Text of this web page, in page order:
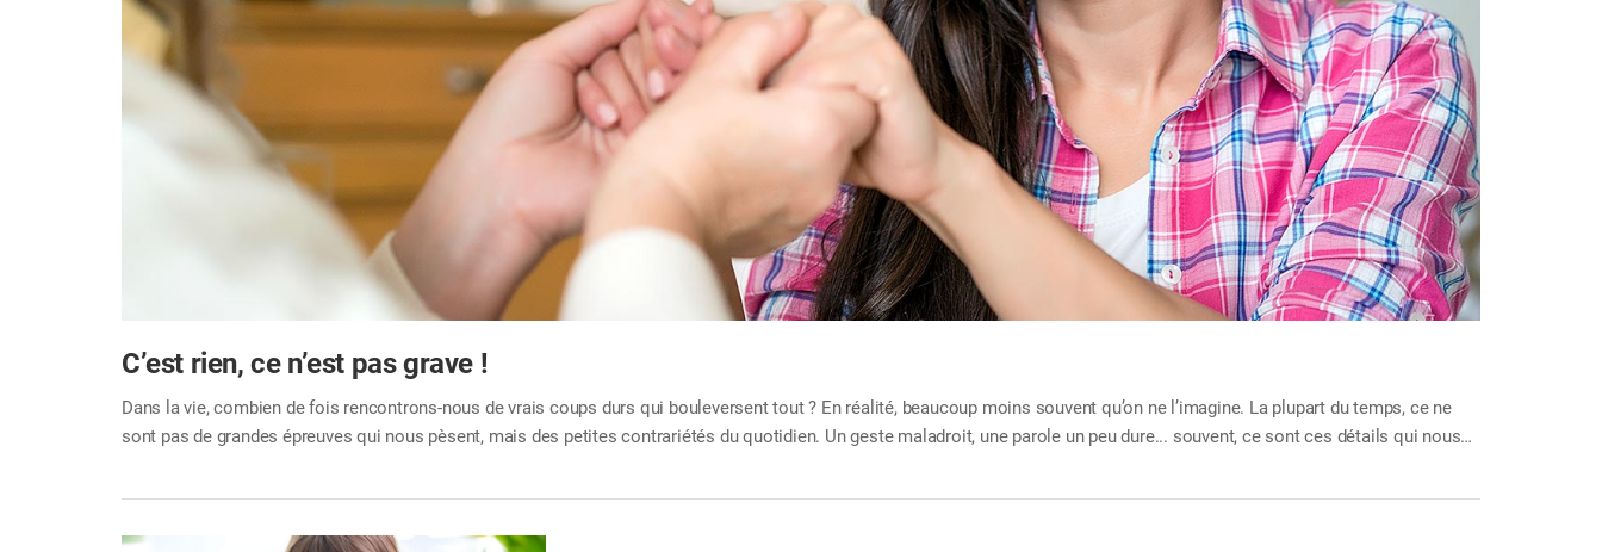
C’est rien, ce n’est pas grave !
Dans la vie, combien de fois rencontrons-nous de vrais coups durs qui bouleversent tout ? En réalité, beaucoup moins souvent qu’on ne l’imagine. La plupart du temps, ce ne
sont pas de grandes épreuves qui nous pèsent, mais des petites contrariétés du quotidien. Un geste maladroit, une parole un peu dure... souvent, ce sont ces détails qui nous
d’esprit. Et si, au lieu de dramatiser, on choisissait parfois de se dire simplement : « Ce n’est pas grave, ça va aller. » Conseils À se rappeler pour soi Lorsqu’un complexe vous